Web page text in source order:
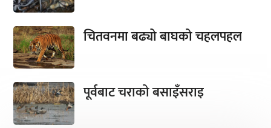
चितवनमा बढ्यो बाघको चहलपहल
पूर्वबाट चराको बसाइँसराइ